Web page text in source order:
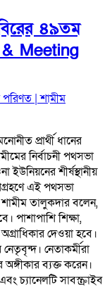
৪৯তম
& Meeting
| শামীম
প্রার্থী ধানের
নির্বাচনী পথসভা
শীর্ষস্থানীয়
এই পথসভা
তালুকদার বলেন,
পাশাপাশি শিক্ষা,
দেওয়া হবে।
নেতাকর্মীরা
ব্যক্ত করেন।
চ্যানেলটি সাবস্ক্রাইব